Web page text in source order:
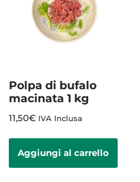
Polpa di bufalo
macinata 1 kg
11,50€ IVA Inclusa
Aggiungi al carrello